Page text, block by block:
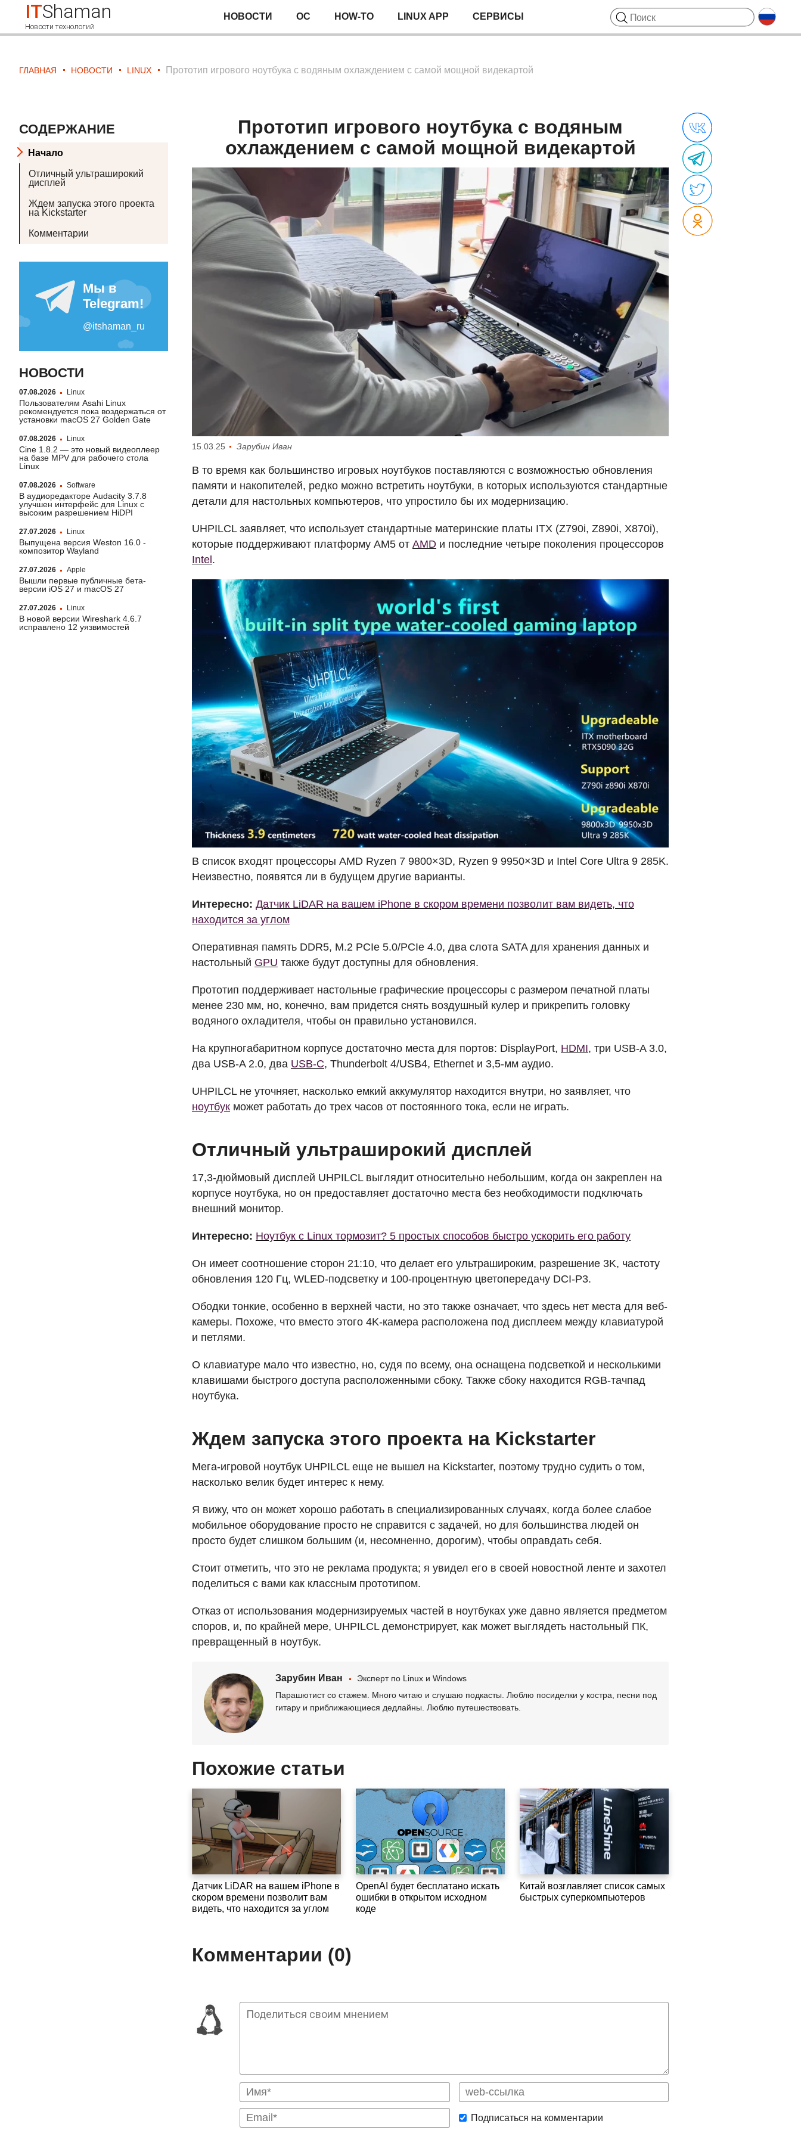
ITShaman
Новости технологий
НОВОСТИ ОС HOW-TO LINUX APP СЕРВИСЫ
ГЛАВНАЯ НОВОСТИ LINUX Прототип игрового ноутбука с водяным охлаждением с самой мощной видекартой
СОДЕРЖАНИЕ
Начало
Отличный ультраширокий
дисплей
Ждем запуска этого проекта
на Kickstarter
Комментарии
НОВОСТИ
07.08.2026 Linux
Пользователям Asahi Linux
рекомендуется пока воздержаться от
установки macOS 27 Golden Gate
07.08.2026 Linux
Cine 1.8.2 — это новый видеоплеер
на базе MPV для рабочего стола
Linux
07.08.2026 Software
В аудиоредакторе Audacity 3.7.8
улучшен интерфейс для Linux с
высоким разрешением HiDPI
27.07.2026 Linux
Выпущена версия Weston 16.0 -
композитор Wayland
27.07.2026 Apple
Вышли первые публичные бета-
версии iOS 27 и macOS 27
27.07.2026 Linux
В новой версии Wireshark 4.6.7
исправлено 12 уязвимостей
Прототип игрового ноутбука с водяным
охлаждением с самой мощной видекартой
15.03.25 Зарубин Иван
В то время как большинство игровых ноутбуков поставляются с возможностью обновления
памяти и накопителей, редко можно встретить ноутбуки, в которых используются стандартные
детали для настольных компьютеров, что упростило бы их модернизацию.
UHPILCLзаявляет, что использует стандартные материнские платы ITX (Z790i, Z890i, X870i),
которые поддерживают платформу AM5 от AMD и последние четыре поколения процессоров
Intel .
В список входят процессоры AMD Ryzen 7 9800×3D, Ryzen 9 9950×3D и Intel Core Ultra 9 285K.
Неизвестно, появятся ли в будущем другие варианты.
Интересно: Датчик LiDAR на вашем iPhone в скором времени позволит вам видеть, что
находится за углом
Оперативная память DDR5, M.2 PCIe 5.0/PCIe 4.0, два слота SATAдля хранения данных и
настольный GPU также будут доступны для обновления.
Прототип поддерживает настольные графические процессоры с размером печатной платы
менее 230 мм, но, конечно, вам придется снять воздушный кулер и прикрепить головку
водяного охладителя, чтобы он правильно установился.
На крупногабаритном корпусе достаточно места для портов: DisplayPort, HDMI, три USB-A 3.0,
два USB-A 2.0, два USB-C, Thunderbolt 4/USB4, Ethernet и 3,5-мм аудио.
UHPILCLне уточняет, насколько емкий аккумулятор находится внутри, но заявляет, что
ноутбук может работать до трех часов от постоянного тока, если не играть.
Отличный ультраширокий дисплей
17,3-дюймовый дисплей UHPILCLвыглядит относительно небольшим, когда он закреплен на
корпусе ноутбука, но он предоставляет достаточно места без необходимости подключать
внешний монитор.
Интересно: Ноутбук с Linux тормозит? 5 простых способов быстро ускорить его работу
Он имеет соотношение сторон 21:10, что делает его ультрашироким, разрешение 3K, частоту
обновления 120 Гц, WLED-подсветку и 100-процентную цветопередачу DCI-P3.
Ободки тонкие, особенно в верхней части, но это также означает, что здесь нет места для веб-
камеры. Похоже, что вместо этого 4K-камера расположена под дисплеем между клавиатурой
и петлями.
О клавиатуре мало что известно, но, судя по всему, она оснащена подсветкой и несколькими
клавишами быстрого доступа расположенными сбоку. Также сбоку находится RGB-тачпад
ноутбука.
Ждем запуска этого проекта на Kickstarter
Мега-игровой ноутбук UHPILCLеще не вышел на Kickstarter, поэтому трудно судить о том,
насколько велик будет интерес к нему.
Я вижу, что он может хорошо работать в специализированных случаях, когда более слабое
мобильное оборудование просто не справится с задачей, но для большинства людей он
просто будет слишком большим (и, несомненно, дорогим), чтобы оправдать себя.
Стоит отметить, что это не реклама продукта; я увидел его в своей новостной ленте и захотел
поделиться с вами как классным прототипом.
Отказ от использования модернизируемых частей в ноутбуках уже давно является предметом
споров, и, по крайней мере, UHPILCLдемонстрирует, как может выглядеть настольный ПК,
превращенный в ноутбук.
Зарубин Иван
Эксперт по Linux и Windows
Парашютист со стажем. Много читаю и слушаю подкасты. Люблю посиделки у костра, песни под
гитару и приближающиеся дедлайны. Люблю путешествовать.
Похожие статьи
Датчик LiDAR на вашем iPhone в
скором времени позволит вам
видеть, что находится за углом
OpenAI будет бесплатано искать
ошибки в открытом исходном
коде
Китай возглавляет список самых
быстрых суперкомпьютеров
Комментарии (0)
Подписаться на комментарии